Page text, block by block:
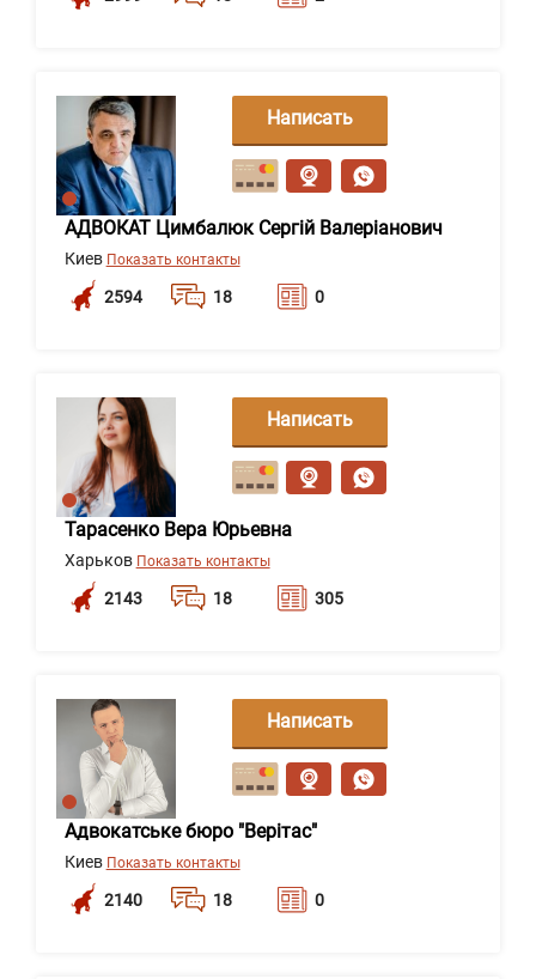
АДВОКАТ Цимбалюк Сергій Валеріанович
Киев Показать контакты
2594 18 0
Написать
сообщение
Тарасенко Вера Юрьевна
Харьков Показать контакты
2143 18 305
Написать
сообщение
Адвокатське бюро "Верітас"
Киев Показать контакты
2140 18 0
Написать
сообщение